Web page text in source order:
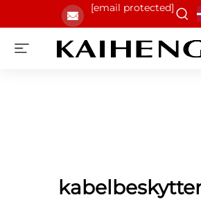
[email protected]